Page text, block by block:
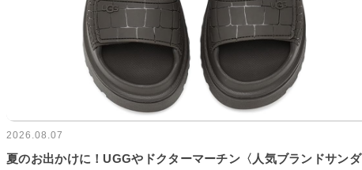
2026.08.07
夏のお出かけに！UGGやドクターマーチン〈人気ブランドサンダ